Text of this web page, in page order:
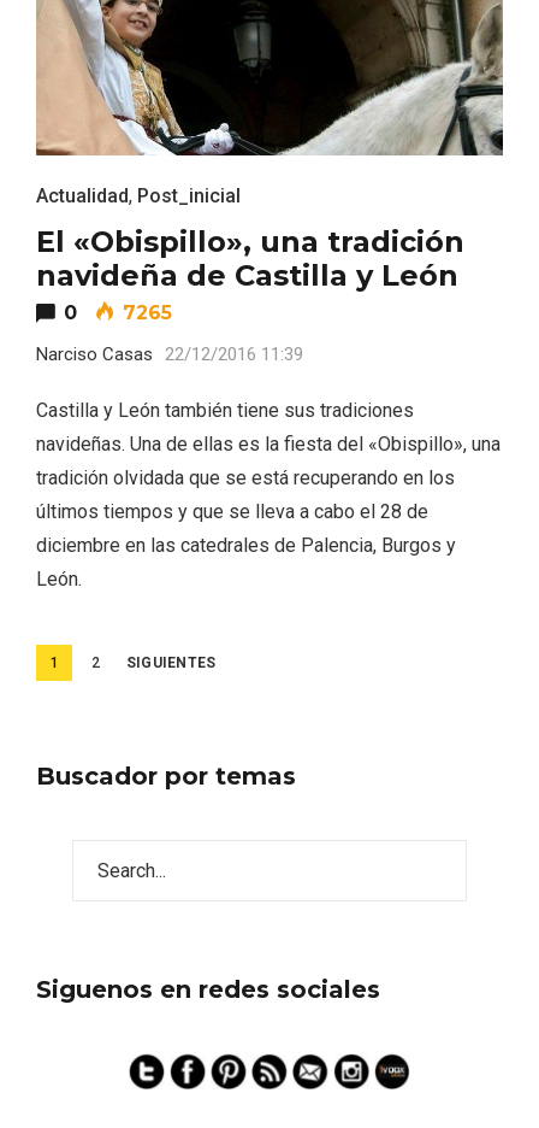
Actualidad, Post_inicial
El «Obispillo», una tradición
navideña de Castilla y León
0 7265
Narciso Casas 22/12/2016 11:39
Castilla y León también tiene sus tradiciones
navideñas. Una de ellas es la fiesta del «Obispillo», una
tradición olvidada que se está recuperando en los
últimos tiempos y que se lleva a cabo el 28 de
diciembre en las catedrales de Palencia, Burgos y
León.
Paginación
1 2 SIGUIENTES
Buscador por temas
Siguenos en redes sociales
IGP Morcilla de Burgos triunfó en el
Salón Gourmet 2026
Disfrutar de la Semana Santa en Rueda
en 2026